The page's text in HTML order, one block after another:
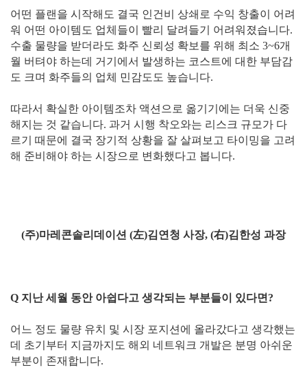
어떤 플랜을 시작해도 결국 인건비 상쇄로 수익 창출이 어려
워 어떤 아이템도 업체들이 빨리 달려들기 어려워졌습니다.
수출 물량을 받더라도 화주 신뢰성 확보를 위해 최소 3~6개
월 버텨야 하는데 거기에서 발생하는 코스트에 대한 부담감
도 크며 화주들의 업체 민감도도 높습니다.
따라서 확실한 아이템조차 액션으로 옮기기에는 더욱 신중
해지는 것 같습니다. 과거 시행 착오와는 리스크 규모가 다
르기 때문에 결국 장기적 상황을 잘 살펴보고 타이밍을 고려
해 준비해야 하는 시장으로 변화했다고 봅니다.
(주)마레콘솔리데이션 (左)김연청 사장, (右)김한성 과장
Q 지난 세월 동안 아쉽다고 생각되는 부분들이 있다면?
어느 정도 물량 유치 및 시장 포지션에 올라갔다고 생각했는
데 초기부터 지금까지도 해외 네트워크 개발은 분명 아쉬운
부분이 존재합니다.